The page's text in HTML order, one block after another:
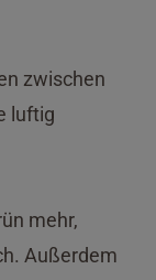
zwischen
luftig
mehr,
Außerdem